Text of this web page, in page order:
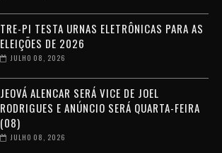
TRE-PI TESTA URNAS ELETRÔNICAS PARA AS
ELEIÇÕES DE 2026
JULHO 08, 2026
JEOVÁ ALENCAR SERÁ VICE DE JOEL
RODRIGUES E ANÚNCIO SERÁ QUARTA-FEIRA
(08)
JULHO 08, 2026